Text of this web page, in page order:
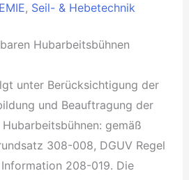
, Seil- & Hebetechnik
Hubarbeitsbühnen
unter Berücksichtigung der
und Beauftragung der
gemäß
308-008, DGUV Regel
208-019. Die